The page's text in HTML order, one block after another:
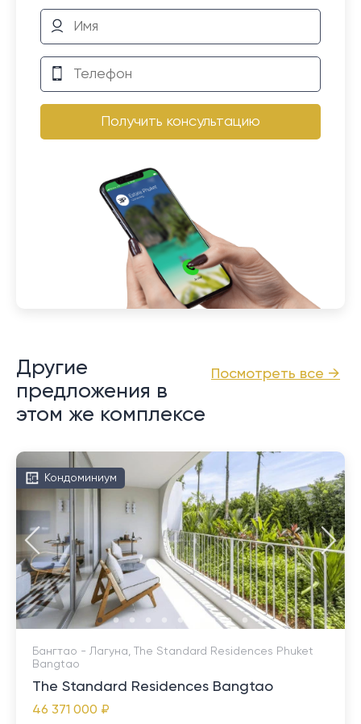
Получить консультацию
Посмотреть все →
Другие
предложения в
этом же комплексе
Кондоминиум
Бангтао - Лагуна, The Standard Residences Phuket
Bangtao
The Standard Residences Bangtao
46 371 000 ₽